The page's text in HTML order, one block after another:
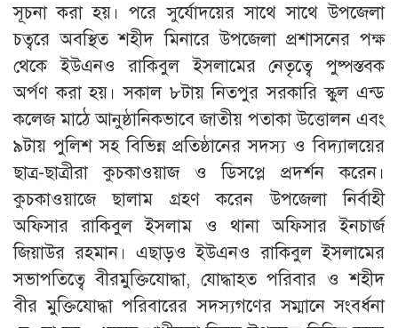
সূচনা করা হয়। পরে সুর্যোদয়ের সাথে সাথে উপজেলা
চত্বরে অবস্থিত শহীদ মিনারে উপজেলা প্রশাসনের পক্ষ
থেকে ইউএনও রাকিবুল ইসলামের নেতৃত্বে পুষ্পস্তবক
অর্পণ করা হয়। সকাল ৮টায় নিতপুর সরকারি স্কুল এন্ড
কলেজ মাঠে আনুষ্ঠানিকভাবে জাতীয় পতাকা উত্তোলন এবং
৯টায় পুলিশ সহ বিভিন্ন প্রতিষ্ঠানের সদস্য ও বিদ্যালয়ের
ছাত্র-ছাত্রীরা কুচকাওয়াজ ও ডিসপ্লে প্রদর্শন করেন।
কুচকাওয়াজে ছালাম গ্রহণ করেন উপজেলা নির্বাহী
অফিসার রাকিবুল ইসলাম ও থানা অফিসার ইনচার্জ
জিয়াউর রহমান। এছাড়ও ইউএনও রাকিবুল ইসলামের
সভাপতিত্বে বীরমুক্তিযোদ্ধা, যোদ্ধাহত পরিবার ও শহীদ
বীর মুক্তিযোদ্ধা পরিবারের সদস্যগণের সম্মানে সংবর্ধনা